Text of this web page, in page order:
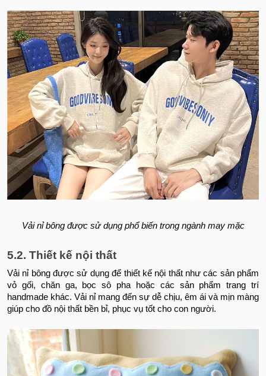
Vải nỉ bông được sử dụng phổ biến trong ngành may mặc
5.2. Thiết kế nội thất
Vải nỉ bông được sử dụng để thiết kế nội thất như các sản phẩm
vỏ gối, chăn ga, bọc sô pha hoặc các sản phẩm trang trí
handmade khác. Vải nỉ mang đến sự dễ chịu, êm ái và mịn màng
giúp cho đồ nội thất bền bỉ, phục vụ tốt cho con người.